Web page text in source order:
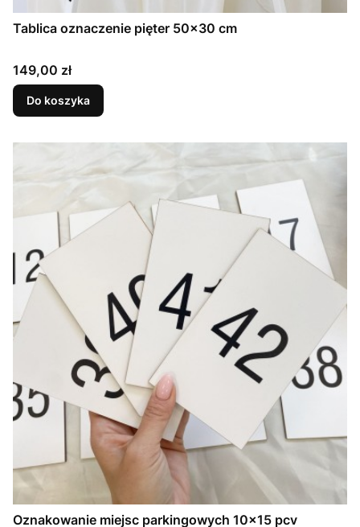
Tablica oznaczenie pięter 50x30 cm
Cena
149,00 zł
Do koszyka
Oznakowanie miejsc parkingowych 10x15 pcv